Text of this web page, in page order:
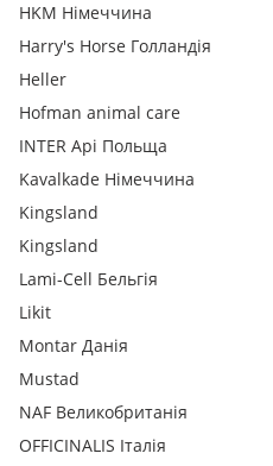
HKM Німеччина
Harry's Horse Голландія
Heller
Hofman animal care
INTER Api Польща
Kavalkade Німеччина
Kingsland
Kingsland
Lami-Cell Бельгія
Likit
Montar Данія
Mustad
NAF Великобританія
OFFICINALIS Італія